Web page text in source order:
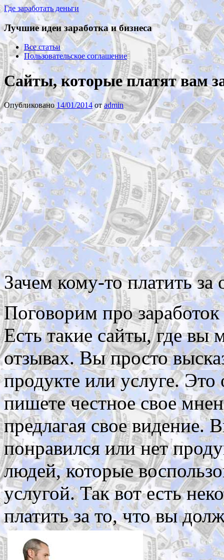
Где заработать деньги
Лучшие идеи заработка и бизнеса
Все статьи
Пользовательское соглашение
Сайты, которые платят вам
Опубликовано14/01/2014 отadmin
Зачем кому-то платить за
Поговорим про заработок
Есть такие сайты, где вы
отзывах. Вы просто
продукте или услуге.
пишете честное свое
предлагая свое видение.
понравился или нет
людей, которые
услугой. Так вот есть
платить за то, что вы